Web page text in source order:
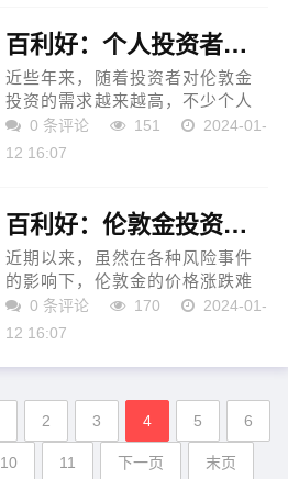
百利好：个人投资者买一手伦敦金多少钱？
近些年来，随着投资者对伦敦金
投资的需求越来越高，不少个人
投资者都纷纷加入到伦敦金投资
的队伍中来，期望通过投资伦敦
0 条评论 151
2024-01-
12 16:07
百利好：伦敦金投资止盈技巧有哪些？
近期以来，虽然在各种风险事件
的影响下，伦敦金的价格涨跌难
料，但正是这些不断波动的行情
为投资者创造了大量的投资盈利
上获得理想的收益，需要...
0 条评论 170
2024-01-
12 16:07
2 3 4 5 6
10 11 下一页 末页